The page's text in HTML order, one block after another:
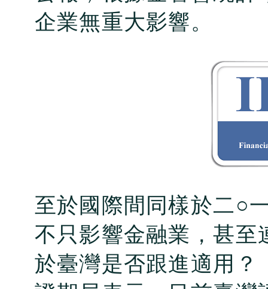
企業無重大影響。
至於國際間同樣於二○
不只影響金融業，甚至
於臺灣是否跟進適用？